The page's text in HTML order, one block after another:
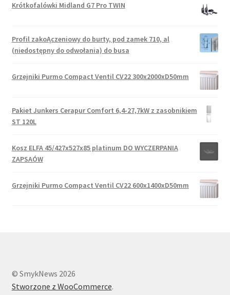
Krótkofalówki Midland G7 Pro TWIN
Profil zakoĄczeniowy do burty, pod zamek 710, al
(niedostępny do odwołania) do busa
Grzejniki Purmo Compact Ventil CV22 300x2000xD50mm
Pakiet Junkers Cerapur Comfort 6,4-27,7kW z zasobnikiem
ST 120L
Kosz ELFA 45/427x527x85 platinum DO WYCZERPANIA
ZAPSAÓW
Grzejniki Purmo Compact Ventil CV22 600x1400xD50mm
© SmykNews 2026
Stworzone z WooCommerce.